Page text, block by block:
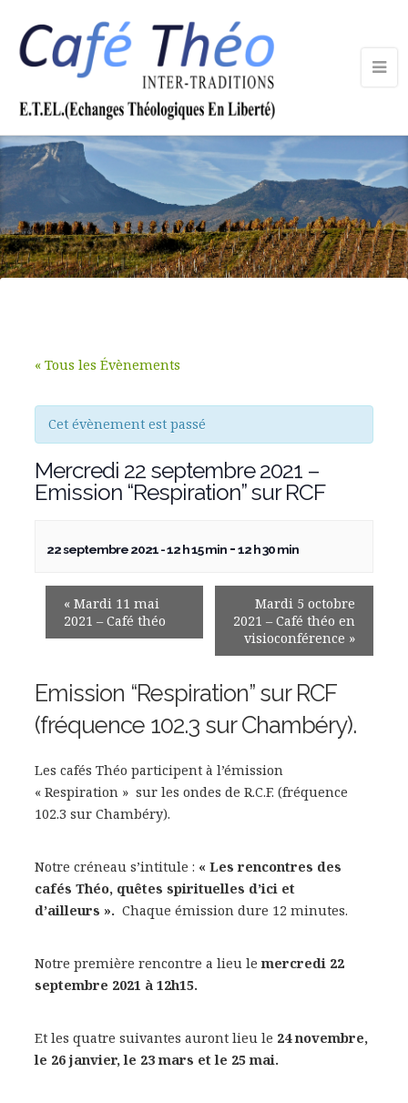
« Tous les Évènements
Cet évènement est passé
Mercredi 22 septembre 2021 –
Emission “Respiration” sur RCF
22 septembre 2021 - 12 h 15 min-12 h 30 min
«Mardi 11 mai
2021 – Café théo
Mardi 5 octobre
2021 – Café théo en
visioconférence »
Emission “Respiration” sur RCF
(fréquence 102.3 sur Chambéry).
Les cafés Théo participent à l’émission
« Respiration » sur les ondes de R.C.F. (fréquence
102.3 sur Chambéry).
Notre créneau s’intitule : « Les rencontres des
cafés Théo, quêtes spirituelles d’ici et
d’ailleurs ». Chaque émission dure 12 minutes.
Notre première rencontre a lieu lemercredi 22
septembre 2021 à 12h15.
Et les quatre suivantes auront lieu le 24 novembre,
le 26 janvier, le 23 mars et le 25 mai.